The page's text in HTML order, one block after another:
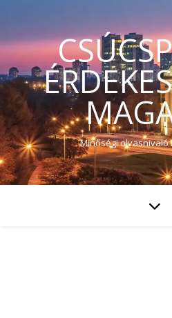
Minőségi olvasnivaló